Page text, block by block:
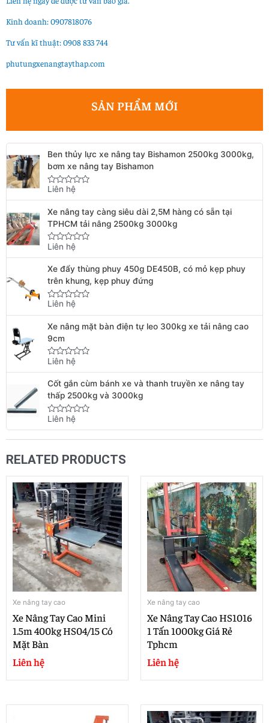
Kinh doanh: 0907818076
Tư vấn kĩ thuật: 0908 833 744
phutungxenangtaythap.com
SẢN PHẨM MỚI
Ben thủy lực xe nâng tay Bishamon 2500kg 3000kg,
bơm xe nâng tay Bishamon
Rated
0
of
5
Liên hệ
Xe nâng tay càng siêu dài 2,5M hàng có sẵn tại
TPHCM tải nâng 2500kg 3000kg
Rated
0
of
5
Liên hệ
Xe đẩy thùng phuy 450g DE450B, có mỏ kẹp phuy
trên khung, kẹp phuy đứng
Rated
0
of
5
Liên hệ
Xe nâng mặt bàn điện tự leo 300kg xe tải nâng cao
9cm
Rated
0
out
of
5
Liên hệ
Cốt gắn cùm bánh xe và thanh truyền xe nâng tay
thấp 2500kg và 3000kg
Rated
0
Liên hệ
RELATED PRODUCTS
Xe nâng tay cao
Xe Nâng Tay Cao Mini
1.5m 400kg HS04/15 Có
Mặt Bàn
Liên hệ
Xe nâng tay cao
Xe Nâng Tay Cao HS1016
1 Tấn 1000kg Giá Rẻ
Tphcm
Liên hệ